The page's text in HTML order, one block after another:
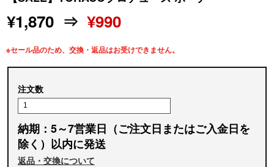
¥1,870 ⇒¥990
※セール品のため、交換・返品はお受けできません。
注文数
納期：5～7営業日（ご注文日またはご入金日を
除く）以内に発送
返品・交換について